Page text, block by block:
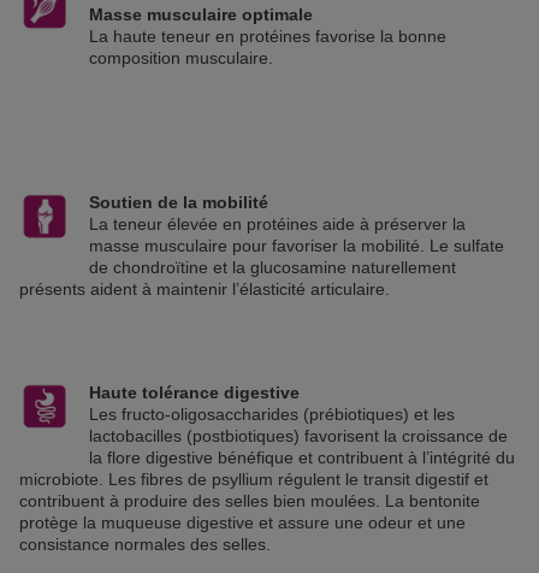
Masse musculaire optimale
La haute teneur en protéines favorise la bonne
composition musculaire.
Soutien de la mobilité
La teneur élevée en protéines aide à préserver la
masse musculaire pour favoriser la mobilité. Le sulfate
de chondroïtine et la glucosamine naturellement
présents aident à maintenir l’élasticité articulaire.
Haute tolérance digestive
Les fructo-oligosaccharides (prébiotiques) et les
lactobacilles (postbiotiques) favorisent la croissance de
la flore digestive bénéfique et contribuent à l’intégrité du
microbiote. Les fibres de psyllium régulent le transit digestif et
contribuent à produire des selles bien moulées. La bentonite
protège la muqueuse digestive et assure une odeur et une
consistance normales des selles.